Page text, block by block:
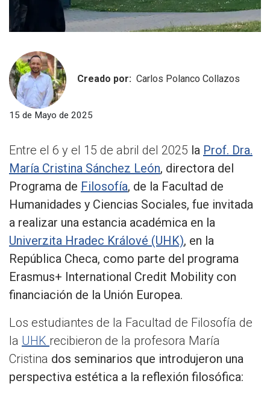
Creado por: Carlos Polanco Collazos
15 de Mayo de 2025
Entre el 6 y el 15 de abril del 2025 la Prof. Dra.
María Cristina Sánchez León, directora del
Programa de Filosofía, de la Facultad de
Humanidades y Ciencias Sociales, fue invitada
a realizar una estancia académica en la
Univerzita Hradec Králové (UHK), en la
República Checa, como parte del programa
Erasmus+ International Credit Mobility con
financiación de la Unión Europea.
Los estudiantes de la Facultad de Filosofía de
la UHK recibieron de la profesora María
Cristina dos seminarios que introdujeron una
perspectiva estética a la reflexión filosófica: